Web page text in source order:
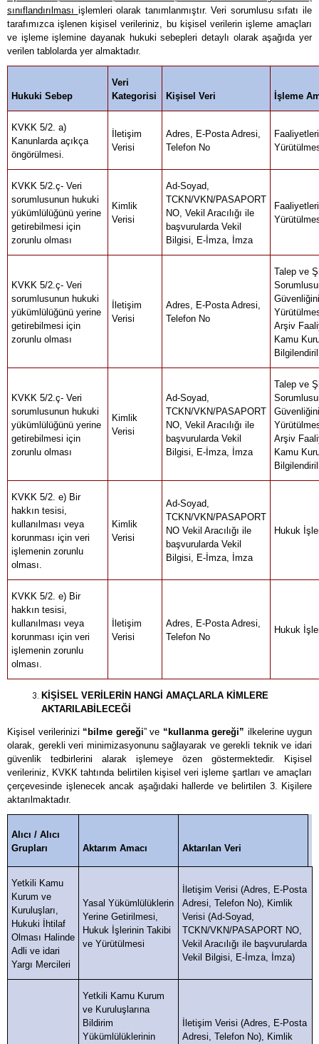
sınıflandırılması işlemleri olarak tanımlanmıştır. Veri sorumlusu sıfatı ile
tarafımızca işlenen kişisel verileriniz, bu kişisel verilerin işleme amaçları
ve işleme işlemine dayanak hukuki sebepleri detaylı olarak aşağıda yer
verilen tablolarda yer almaktadır.
Hukuki Sebep
Veri
Kategorisi
Kişisel Veri İşleme
KVKK 5/2. a)
Kanunlarda açıkça
öngörülmesi.
İletişim
Verisi
Adres, E-Posta Adresi,
Telefon No
KVKK 5/2.ç- Veri
sorumlusunun hukuki
yükümlülüğünü yerine
getirebilmesi için
zorunlu olması
Kimlik
Verisi
Ad-Soyad,
TCKN/VKN/PASAPORT
NO, Vekil Aracılığı ile
başvurularda Vekil
Bilgisi, E-İmza, İmza
KVKK 5/2.ç- Veri
sorumlusunun hukuki
yükümlülüğünü yerine
getirebilmesi için
zorunlu olması
İletişim
Verisi
Adres, E-Posta Adresi,
Telefon No
Talep ve
Arşiv
Kamu
KVKK 5/2.ç- Veri
sorumlusunun hukuki
yükümlülüğünü yerine
getirebilmesi için
zorunlu olması
Kimlik
Verisi
Ad-Soyad,
TCKN/VKN/PASAPORT
NO, Vekil Aracılığı ile
başvurularda Vekil
Bilgisi, E-İmza, İmza
Talep ve
Arşiv
Kamu
KVKK 5/2. e) Bir
hakkın tesisi,
kullanılması veya
korunması için veri
işlemenin zorunlu
olması.
Kimlik
Verisi
Ad-Soyad,
TCKN/VKN/PASAPORT
NO Vekil Aracılığı ile
başvurularda Vekil
Bilgisi, E-İmza, İmza
Hukuk
KVKK 5/2. e) Bir
hakkın tesisi,
kullanılması veya
korunması için veri
işlemenin zorunlu
olması.
İletişim
Verisi
Adres, E-Posta Adresi,
Telefon No
Hukuk
KİŞİSEL VERİLERİN HANGİ AMAÇLARLA KİMLERE
AKTARILABİLECEĞİ
Kişisel verilerinizi “bilme gereği” ve “kullanma gereği” ilkelerine uygun
olarak, gerekli veri minimizasyonunu sağlayarak ve gerekli teknik ve idari
güvenlik tedbirlerini alarak işlemeye özen göstermektedir. Kişisel
verileriniz, KVKK tahtında belirtilen kişisel veri işleme şartları ve amaçları
çerçevesinde işlenecek ancak aşağıdaki hallerde ve belirtilen 3. Kişilere
aktarılmaktadır.
Alıcı / Alıcı
Grupları
Aktarım Amacı Aktarılan Veri
Yetkili Kamu
Kurum ve
Kuruluşları,
Hukuki İhtilaf
Olması Halinde
Adli ve idari
Yargı Mercileri
Yasal Yükümlülüklerin
Yerine Getirilmesi,
Hukuk İşlerinin Takibi
ve Yürütülmesi
İletişim Verisi (Adres, E-Posta
Adresi, Telefon No), Kimlik
Verisi (Ad-Soyad,
TCKN/VKN/PASAPORT NO,
Vekil Aracılığı ile başvurularda
Vekil Bilgisi, E-İmza, İmza)
Yetkili Kamu Kurum
ve Kuruluşlarına
Bildirim
Yükümlülüklerinin
İletişim Verisi (Adres, E-Posta
Adresi, Telefon No), Kimlik